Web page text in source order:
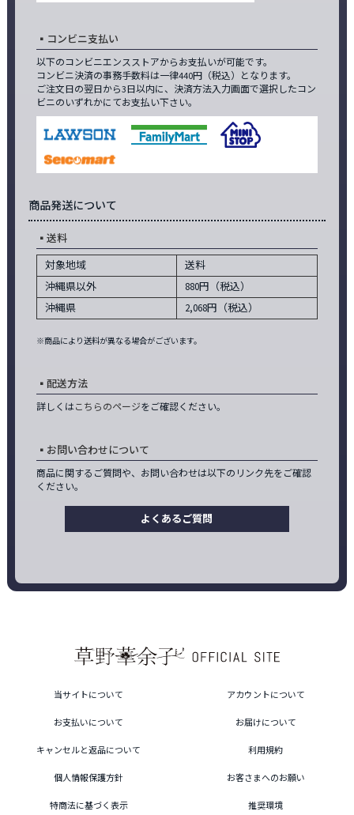
コンビニ支払い
以下のコンビニエンスストアからお支払いが可能です。
コンビニ決済の事務手数料は一律440円（税込）となります。
ご注文日の翌日から3日以内に、決済方法入力画面で選択したコン
ビニのいずれかにてお支払い下さい。
商品発送について
送料
対象地域
送料
沖縄県以外
880円（税込）
沖縄県
2,068円（税込）
※商品により送料が異なる場合がございます。
配送方法
詳しくはこちらのページをご確認ください。
お問い合わせについて
商品に関するご質問や、お問い合わせは以下のリンク先をご確認
ください。
よくあるご質問
当サイトについて アカウントについて
お支払いについて お届けについて
キャンセルと返品について 利用規約
個人情報保護方針 お客さまへのお願い
特商法に基づく表示 推奨環境